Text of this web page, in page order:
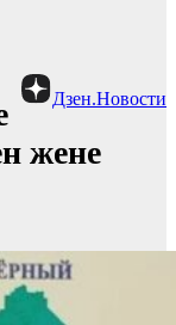
Дзен.Новости
жене